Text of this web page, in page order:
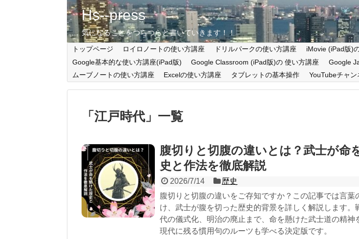
Hs--press
気になることをつらつらと書いていきます！！
トップページ ロイロノートの使い方講座 ドリルパークの使い方講座 iMovie (iPad版)
Google基本的な使い方講座(iPad版)
Google Classroom (iPad版)の 使い方講座 Google
ムーブノートの使い方講座
Excelの使い方講座 タブレットの基本操作 YouTubeチャン
「 江戸時代 」 一覧
腹切りと切腹の違いとは？武士が命
史と作法を徹底解説
2026/7/14
歴史
腹切りと切腹の違いをご存知ですか？この記事では言葉
け、武士が腹を切った歴史的背景を詳しく解説します。
代の儀式化、明治の廃止まで、命を懸けた武士道の精神
現代に残る慣用句のルーツも学べる決定版です。